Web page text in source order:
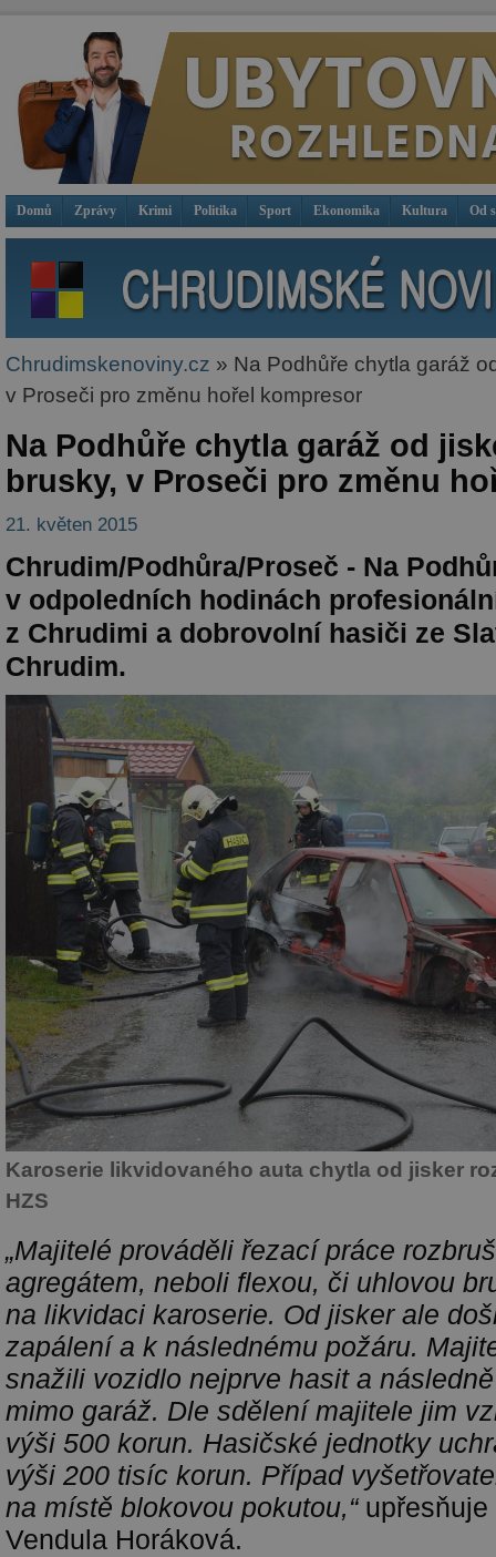
Domů Zprávy Krimi Politika Sport Ekonomika Kultura Od
Chrudimskenoviny.cz » Na Podhůře chytla garáž
v Proseči pro změnu hořel kompresor
Na Podhůře chytla garáž od
brusky, v Proseči pro změnu
21. květen 2015
Chrudim/Podhůra/Proseč - Na
v odpoledních hodinách
z Chrudimi a dobrovolní hasiči ze
Chrudim.
Karoserie likvidovaného auta chytla od jisker
HZS
„Majitelé prováděli řezací práce
agregátem, neboli flexou, či uhlovou
na likvidaci karoserie. Od jisker ale
zapálení a k následnému požáru.
snažili vozidlo nejprve hasit a
mimo garáž. Dle sdělení majitele jim
výši 500 korun. Hasičské jednotky
výši 200 tisíc korun. Případ
na místě blokovou pokutou,“upřesňuje
Vendula Horáková.